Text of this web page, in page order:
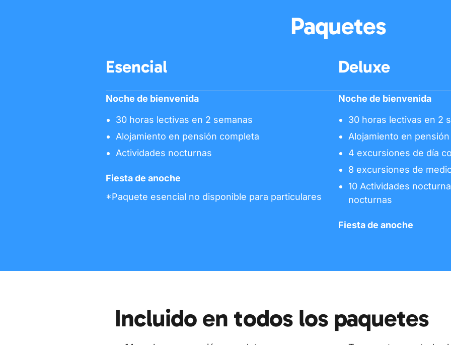
Paquetes
Esencial
Noche de bienvenida
30 horas lectivas en 2 semanas
Alojamiento en pensión completa
Actividades nocturnas
Fiesta de anoche
*Paquete esencial no disponible para particulares
Deluxe
Noche de bienvenida
30 horas lectivas en 2
Alojamiento en
4 excursiones de día
8 excursiones de
10 Actividades
nocturnas
Fiesta de anoche
Incluido en todos los paquetes